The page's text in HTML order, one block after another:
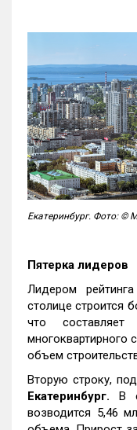
Екатеринбург. Фото: ©
Пятерка лидеров
Лидером
столице строится
что
многоквартирного
объем
Вторую строку,
Екатеринбург. В
возводится 5,46